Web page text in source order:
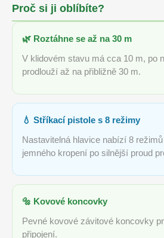
Proč si ji oblíbíte?
🌿 Roztáhne se až na 30 m
V klidovém stavu má cca 10 m, po
prodlouží až na přibližně 30 m.
💧 Stříkací pistole s 8 režimy
Nastavitelná hlavice nabízí 8
jemného kropení po silnější proud
🔩 Kovové koncovky
Pevné kovové závitové koncovky
připojení.